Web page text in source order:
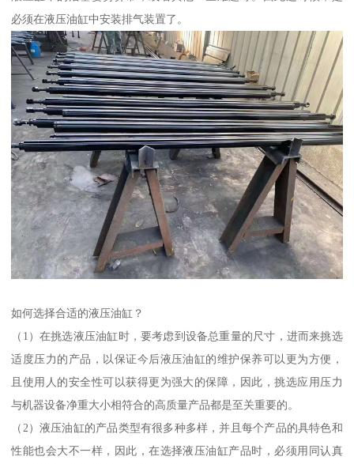
必须在液压油缸中安装排气装置了。
如何选择合适的液压油缸？
（1）在挑选液压油缸时，要考虑到设备总重量的尺寸，进而来挑选
适度压力的产品，以保证今后液压油缸的维护保养可以更为方便，
且使用人的安全性可以获得更为强大的保障，因此，挑选应用压力
与机器设备净重大小相符合的高质量产品都是至关重要的。
（2）液压油缸的产品类型有很多种多样，并且每个产品的具特色和
性能也会大不一样，因此，在选择液压油缸产品时，必须用同认真